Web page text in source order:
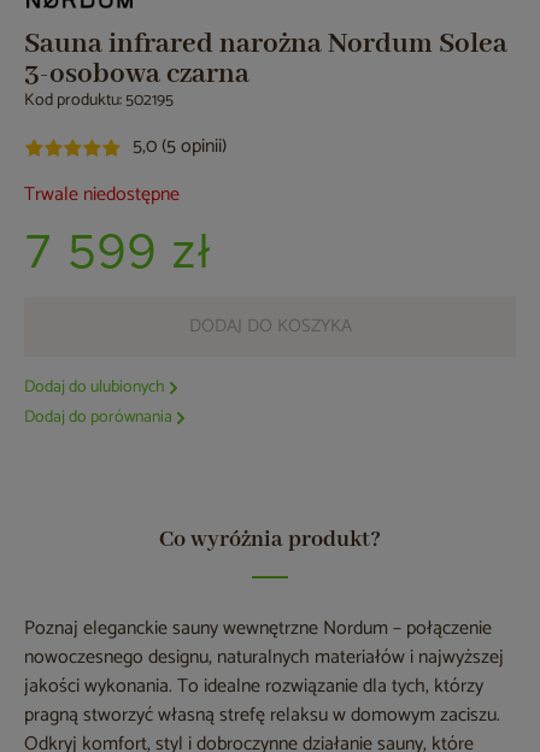
Sauna infrared narożna Nordum Solea
3-osobowa czarna
Kod produktu: 502195
5,0 (5 opinii)
Trwale niedostępne
7 599 zł
DODAJ DO KOSZYKA
Dodaj do ulubionych
Dodaj do porównania
Co wyróżnia produkt?
Poznaj eleganckie sauny wewnętrzne Nordum – połączenie
nowoczesnego designu, naturalnych materiałów i najwyższej
jakości wykonania. To idealne rozwiązanie dla tych, którzy
pragną stworzyć własną strefę relaksu w domowym zaciszu.
Odkryj komfort, styl i dobroczynne działanie sauny, które